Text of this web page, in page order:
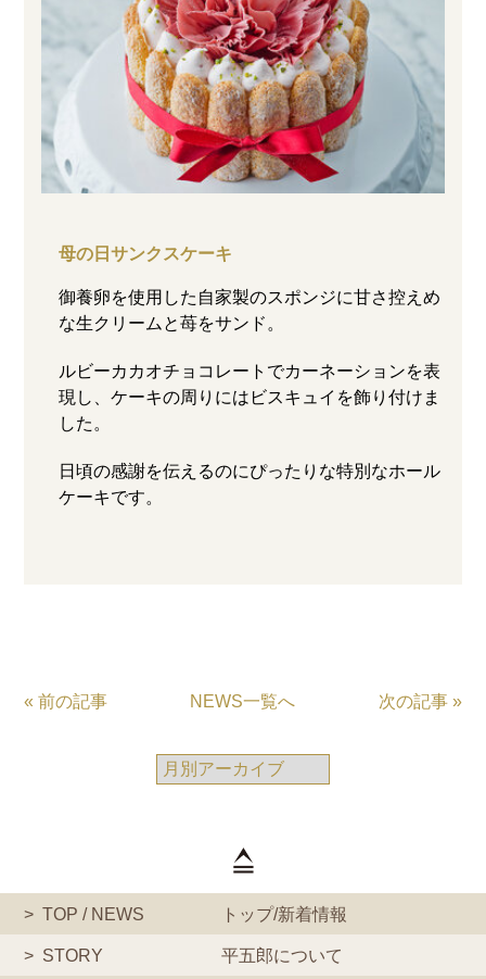
母の日サンクスケーキ
御養卵を使用した自家製のスポンジに甘さ控えめ
な生クリームと苺をサンド。
ルビーカカオチョコレートでカーネーションを表
現し、ケーキの周りにはビスキュイを飾り付けま
した。
日頃の感謝を伝えるのにぴったりな特別なホール
ケーキです。
« 前の記事 次の記事 »
NEWS一覧へ
TOP / NEWS トップ/新着情報
STORY 平五郎について